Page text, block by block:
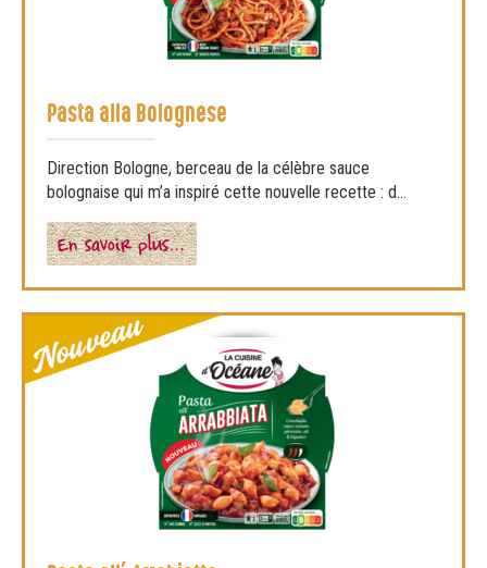
Pasta alla Bolognese
Direction Bologne, berceau de la célèbre sauce
bolognaise qui m’a inspiré cette nouvelle recette : d...
En savoir plus…